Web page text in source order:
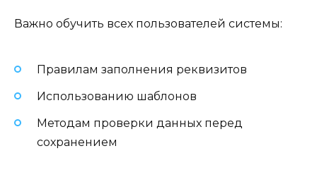
Важно обучить всех пользователей системы:
Правилам заполнения реквизитов
Использованию шаблонов
Методам проверки данных перед
сохранением